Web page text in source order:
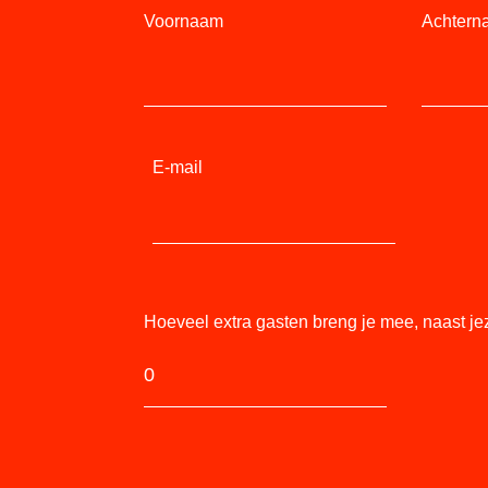
Voornaam
E-mail
Hoeveel extra gasten breng je mee, naast